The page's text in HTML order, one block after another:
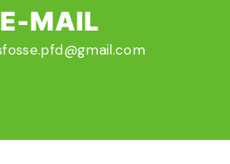
E-MAIL